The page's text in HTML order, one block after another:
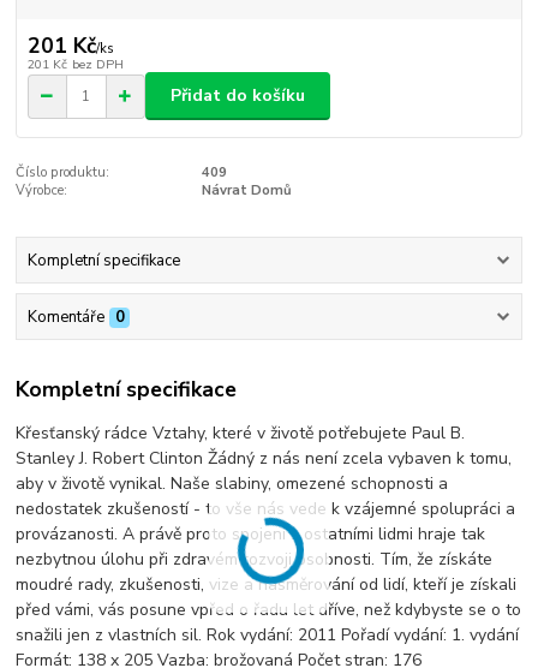
201 Kč/ks
201 Kč bez DPH
Přidat do košíku
Číslo produktu:
409
Výrobce:
Návrat Domů
Kompletní specifikace
Komentáře 0
Kompletní specifikace
Křesťanský rádce Vztahy, které v životě potřebujete Paul B.
Stanley J. Robert Clinton Žádný z nás není zcela vybaven k tomu,
aby v životě vynikal. Naše slabiny, omezené schopnosti a
nedostatek zkušeností - to vše nás vede k vzájemné spolupráci a
provázanosti. A právě proto spojení s ostatními lidmi hraje tak
nezbytnou úlohu při zdravém rozvoji osobnosti. Tím, že získáte
moudré rady, zkušenosti, vize a nasměrování od lidí, kteří je získali
před vámi, vás posune vpřed o řadu let dříve, než kdybyste se o to
snažili jen z vlastních sil. Rok vydání: 2011 Pořadí vydání: 1. vydání
Formát: 138 x 205 Vazba: brožovaná Počet stran: 176